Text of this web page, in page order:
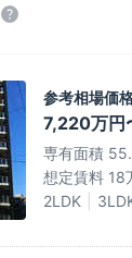
参考相場価
7,220万円
専有面積
想定賃料 18
2LDK